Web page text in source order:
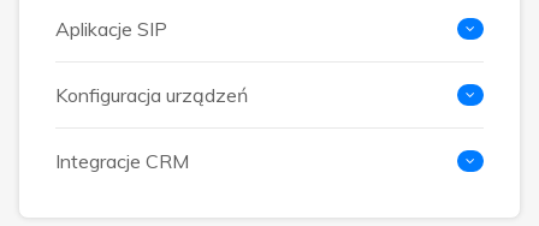
Aplikacje SIP
Konfiguracja urządzeń
Integracje CRM